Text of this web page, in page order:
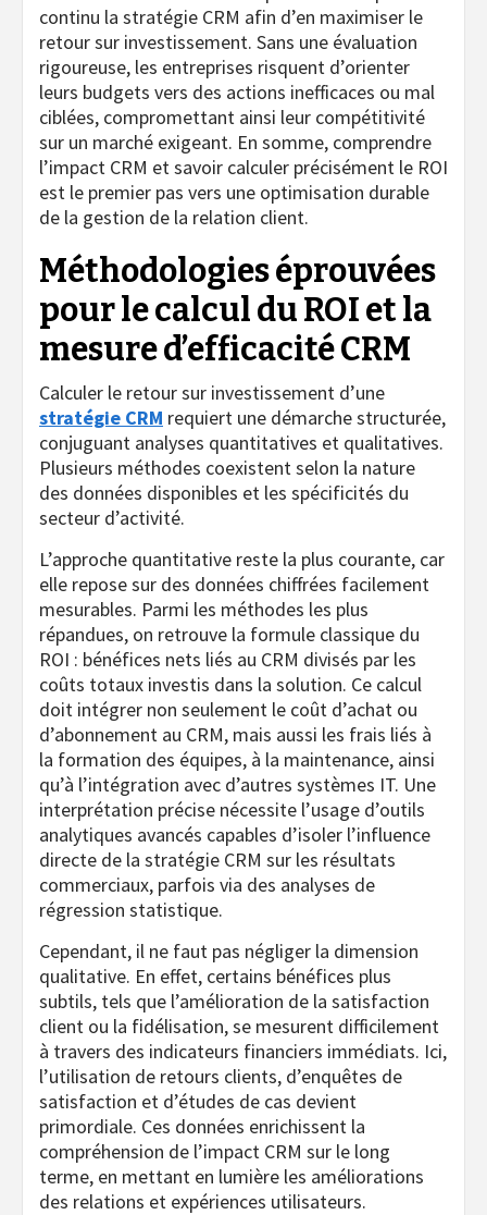
continu la stratégie CRM afin d’en maximiser le
retour sur investissement. Sans une évaluation
rigoureuse, les entreprises risquent d’orienter
leurs budgets vers des actions inefficaces ou mal
ciblées, compromettant ainsi leur compétitivité
sur un marché exigeant. En somme, comprendre
l’impact CRM et savoir calculer précisément le ROI
est le premier pas vers une optimisation durable
de la gestion de la relation client.
Méthodologies éprouvées
pour le calcul du ROI et la
mesure d’efficacité CRM
Calculer le retour sur investissement d’une
stratégie CRM requiert une démarche structurée,
conjuguant analyses quantitatives et qualitatives.
Plusieurs méthodes coexistent selon la nature
des données disponibles et les spécificités du
secteur d’activité.
L’approche quantitative reste la plus courante, car
elle repose sur des données chiffrées facilement
mesurables. Parmi les méthodes les plus
répandues, on retrouve la formule classique du
ROI : bénéfices nets liés au CRM divisés par les
coûts totaux investis dans la solution. Ce calcul
doit intégrer non seulement le coût d’achat ou
d’abonnement au CRM, mais aussi les frais liés à
la formation des équipes, à la maintenance, ainsi
qu’à l’intégration avec d’autres systèmes IT. Une
interprétation précise nécessite l’usage d’outils
analytiques avancés capables d’isoler l’influence
directe de la stratégie CRM sur les résultats
commerciaux, parfois via des analyses de
régression statistique.
Cependant, il ne faut pas négliger la dimension
qualitative. En effet, certains bénéfices plus
subtils, tels que l’amélioration de la satisfaction
client ou la fidélisation, se mesurent difficilement
à travers des indicateurs financiers immédiats. Ici,
l’utilisation de retours clients, d’enquêtes de
satisfaction et d’études de cas devient
primordiale. Ces données enrichissent la
compréhension de l’impact CRM sur le long
terme, en mettant en lumière les améliorations
des relations et expériences utilisateurs.